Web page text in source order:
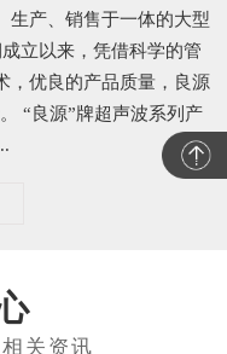
生产、销售于一体的大型
立以来，凭借科学的管
，优良的产品质量，良源
“良源”牌超声波系列产